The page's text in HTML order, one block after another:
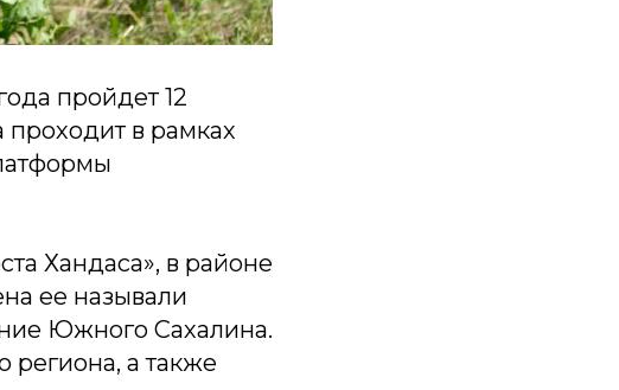
пройдет 12
в рамках
Хандаса», в районе
ее называли
Южного Сахалина.
региона, а также